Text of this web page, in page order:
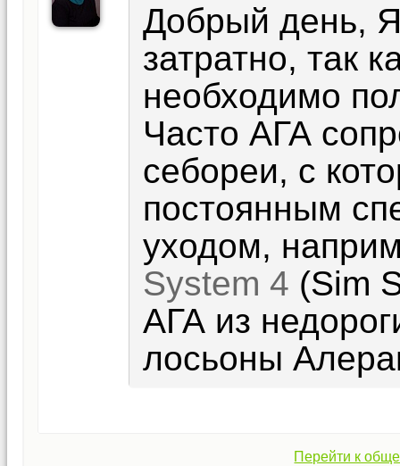
Добрый день,
затратно, так
необходимо
Часто АГА
себореи, с
постоянным
уходом,
System 4 (Sim
АГА из
лосьоны
Перейти к